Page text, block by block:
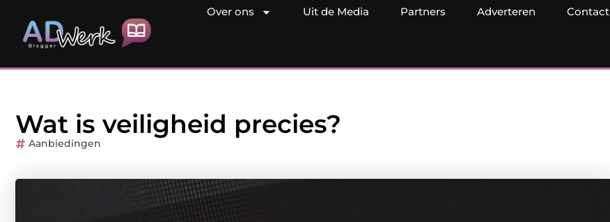
Over ons Uit de Media Partners Adverteren Contact
Wat is veiligheid precies?
Aanbiedingen